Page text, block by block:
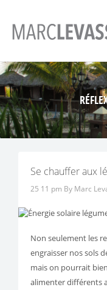
Se chauffer aux
25 11 pm By Marc
Non seulement les
engraisser nos sols
mais on pourrait
alimenter différents